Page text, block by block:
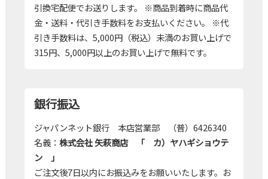
引換宅配便でお送りします。 ※商品到着時に商品代
金・送料・代引き手数料をお支払いください。 ※代
引き手数料は、5,000円（税込）未満のお買い上げで
315円、5,000円以上のお買い上げで無料です。
銀行振込
ジャパンネット銀行 本店営業部 （普）6426340
名義： 株式会社 矢萩商店 「 カ）ヤハギショウテ
ン 」
ご注文後7日以内にお振込みをお願いいたします。お